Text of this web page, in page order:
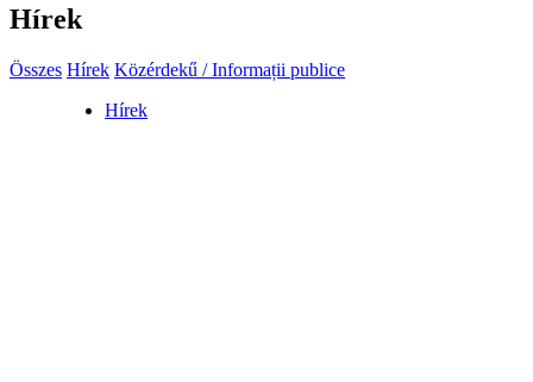
Hírek
Összes Hírek Közérdekű / Informații publice
Hírek